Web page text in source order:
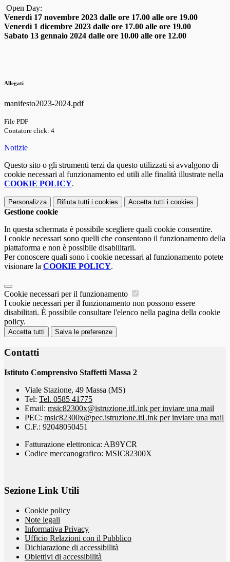
Open Day:
Venerdì 17 novembre 2023 dalle ore 17.00 alle ore 19.00
Venerdì 1 dicembre 2023 dalle ore 17.00 alle ore 19.00
Sabato 13 gennaio 2024 dalle ore 10.00 alle ore 12.00
Allegati
manifesto2023-2024.pdf
File PDF
Contatore click: 4
Notizie
Questo sito o gli strumenti terzi da questo utilizzati si avvalgono di
cookie necessari al funzionamento ed utili alle finalità illustrate nella
COOKIE POLICY.
Personalizza Rifiuta tutti i cookies Accetta tutti i cookies
Gestione cookie
In questa schermata è possibile scegliere quali cookie consentire.
I cookie necessari sono quelli che consentono il funzionamento della
piattaforma e non è possibile disabilitarli.
Per conoscere quali sono i cookie necessari al funzionamento potete
visionare la COOKIE POLICY.
Cookie necessari per il funzionamento
I cookie necessari per il funzionamento non possono essere
disabilitati. È possibile consultare l'elenco nella pagina della cookie
policy.
Accetta tutti Salva le preferenze
Contatti
Istituto Comprensivo Staffetti Massa 2
Viale Stazione, 49 Massa (MS)
Tel: Tel. 0585 41775
Email: msic82300x@istruzione.itLink per inviare una mail
PEC: msic82300x@pec.istruzione.itLink per inviare una mail
C.F.: 92048050451
Fatturazione elettronica: AB9YCR
Codice meccanografico: MSIC82300X
Sezione Link Utili
Cookie policy
Note legali
Informativa Privacy
Ufficio Relazioni con il Pubblico
Dichiarazione di accessibilità
Obiettivi di accessibilità